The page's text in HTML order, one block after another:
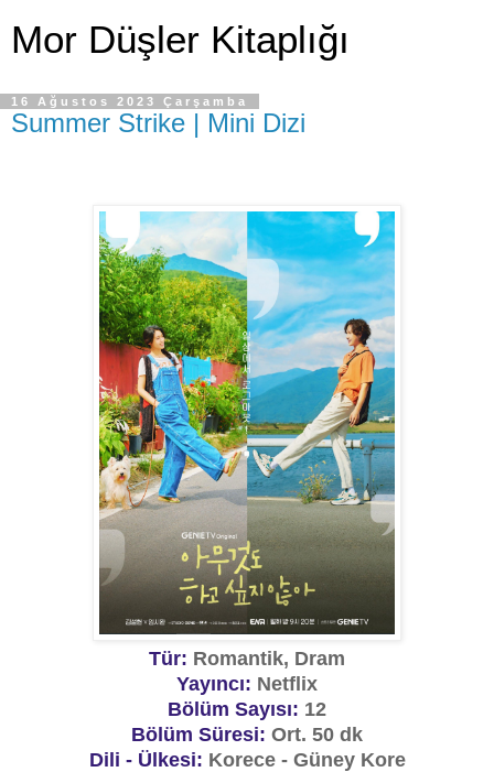
Mor Düşler Kitaplığı
16 Ağustos 2023 Çarşamba
Summer Strike | Mini Dizi
Tür: Romantik, Dram
Yayıncı: Netflix
Bölüm Sayısı: 12
Bölüm Süresi: Ort. 50 dk
Dili - Ülkesi: Korece - Güney Kore